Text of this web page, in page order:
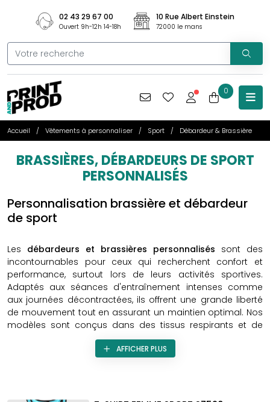
02 43 29 67 00
Ouvert 9h-12h 14-18h
10 Rue Albert Einstein
72000 le mans
0
Accueil Vêtements à personnaliser Sport Débardeur & Brassière
BRASSIÈRES, DÉBARDEURS DE SPORT
PERSONNALISÉS
Personnalisation brassière et débardeur
de sport
Les débardeurs et brassières personnalisés sont des
incontournables pour ceux qui recherchent confort et
performance, surtout lors de leurs activités sportives.
Adaptés aux séances d'entraînement intenses comme
aux journées décontractées, ils offrent une grande liberté
de mouvement tout en assurant un maintien optimal. Nos
modèles sont conçus dans des tissus respirants et de
haute qualité pour garantir un confort maximal. Que ce
soit pour le sport ou pour un look estival, découvrez notre
AFFICHER PLUS